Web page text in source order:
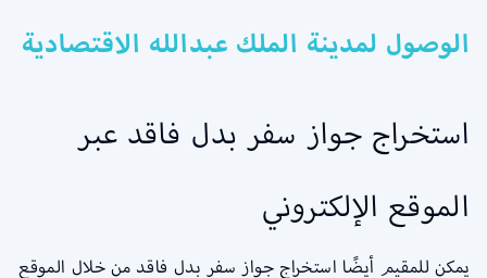
الوصول لمدينة الملك عبدالله الاقتصادية
استخراج جواز سفر بدل فاقد عبر
الموقع الإلكتروني
يمكن للمقيم أيضًا استخراج جواز سفر بدل فاقد من خلال الموقع